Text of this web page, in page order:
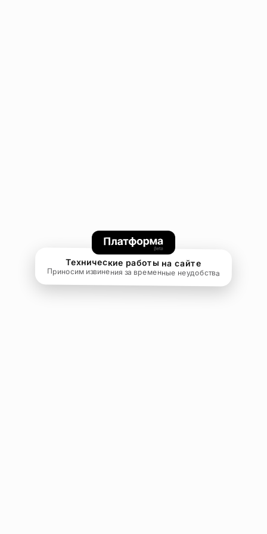
Технические работы на сайте
Приносим извинения за временные неудобства